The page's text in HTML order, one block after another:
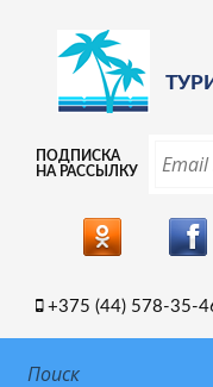
ПОДПИСКА
НА РАССЫЛКУ
+375 (44) 578-35-